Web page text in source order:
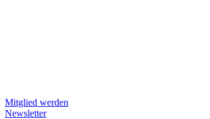
Mitglied werden
Newsletter